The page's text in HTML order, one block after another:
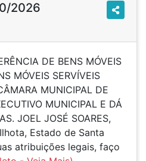
2026
DE BENS MÓVEIS
MÓVEIS SERVÍVEIS
MUNICIPAL DE
MUNICIPAL E DÁ
JOEL JOSÉ SOARES,
Estado de Santa
atribuições legais, faço